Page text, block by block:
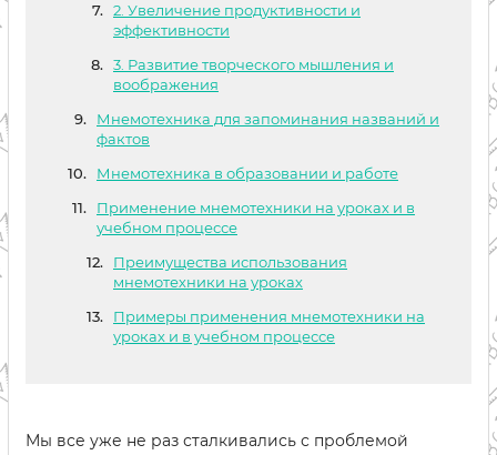
2. Увеличение продуктивности и
эффективности
3. Развитие творческого мышления и
воображения
Мнемотехника для запоминания названий и
фактов
Мнемотехника в образовании и работе
Применение мнемотехники на уроках и в
учебном процессе
Преимущества использования
мнемотехники на уроках
Примеры применения мнемотехники на
уроках и в учебном процессе
Мы все уже не раз сталкивались с проблемой